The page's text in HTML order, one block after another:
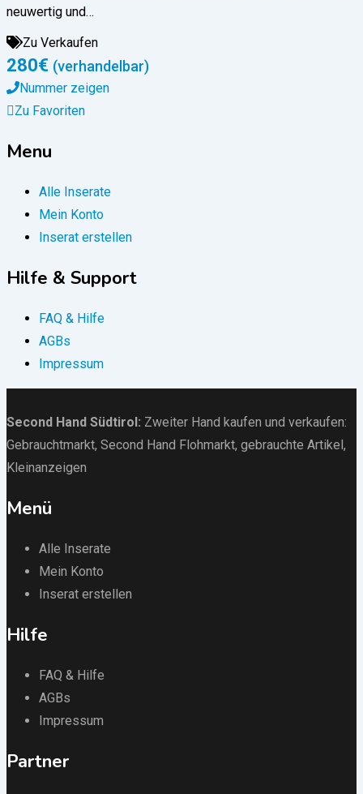
neuwertig und…
Zu Verkaufen
280€ (verhandelbar)
Nummer zeigen
Zu Favoriten
Menu
Alle Inserate
Mein Konto
Inserat erstellen
Hilfe & Support
FAQ & Hilfe
AGBs
Impressum
Second Hand Südtirol : Zweiter Hand kaufen und verkaufen:
Gebrauchtmarkt, Second Hand Flohmarkt, gebrauchte Artikel ,
Kleinanzeigen
Menü
Alle Inserate
Mein Konto
Inserat erstellen
Hilfe
FAQ & Hilfe
AGBs
Impressum
Partner